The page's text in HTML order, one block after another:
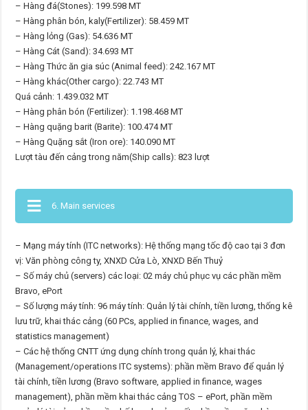
– Hàng đá(Stones): 199.598 MT
– Hàng phân bón, kaly(Fertilizer): 58.459 MT
– Hàng lỏng (Gas): 54.636 MT
– Hàng Cát (Sand): 34.693 MT
– Hàng Thức ăn gia súc (Animal feed): 242.167 MT
– Hàng khác(Other cargo): 22.743 MT
Quá cảnh: 1.439.032 MT
– Hàng phân bón (Fertilizer): 1.198.468 MT
– Hàng quặng barit (Barite): 100.474 MT
– Hàng Quặng sắt (Iron ore): 140.090 MT
Lượt tàu đến cảng trong năm(Ship calls): 823 lượt
6. Main services
– Mạng máy tính (ITC networks): Hệ thống mạng tốc độ cao tại 3 đơn
vị: Văn phòng công ty, XNXD Cửa Lò, XNXD Bến Thuỷ
– Số máy chủ (servers) các loại: 02 máy chủ phục vụ các phần mềm
Bravo, ePort
– Số lượng máy tính: 96 máy tính: Quản lý tài chính, tiền lương, thống kê
lưu trữ, khai thác cảng (60 PCs, applied in finance, wages, and
statistics management)
– Các hệ thống CNTT ứng dụng chính trong quản lý, khai thác
(Management/operations ITC systems): phần mềm Bravo để quản lý
tài chính, tiền lương (Bravo software, applied in finance, wages
management), phần mềm khai thác cảng TOS – ePort, phần mềm